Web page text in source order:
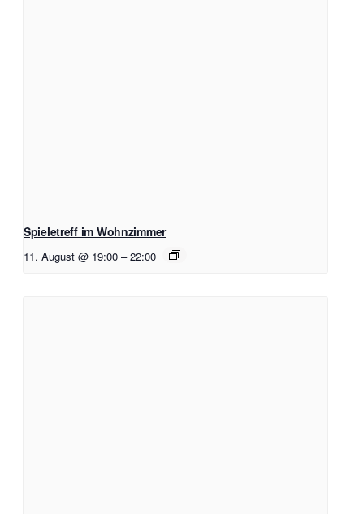
Spieletreff im Wohnzimmer
11. August @ 19:00 – 22:00